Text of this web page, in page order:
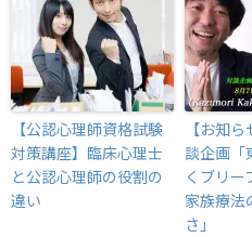
【公認心理師資格試験
対策講座】臨床心理士
と公認心理師の役割の
違い
【お知
談企画「
くブリー
家族療法
さ」